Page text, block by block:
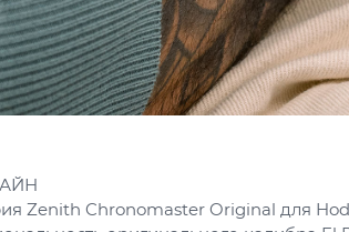
Zenith Chronomaster Original для